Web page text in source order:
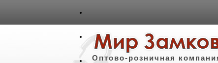
Оптово-розничная